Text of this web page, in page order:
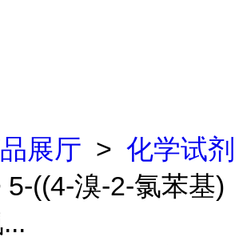
展厅 > 化学试剂
5-((4-溴-2-氯苯基)